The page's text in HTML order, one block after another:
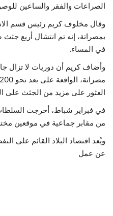
الصراعات والفقر والساعين
وقال مخلوف كريم رئيس قسم
بمصراتة، إنه تم انتشال أربع
في المساء.
وأضاف كريم أن دوريات لا تزال
العثور على مزيد من الجثث على
في فبراير شباط، أخرجت
من مقابر جماعية في موقعين
ويُعد اقتصاد البلاد القائم على
عن عمل